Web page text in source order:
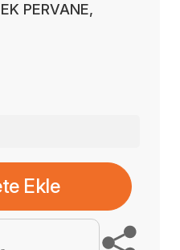
PERVANE,
Ekle